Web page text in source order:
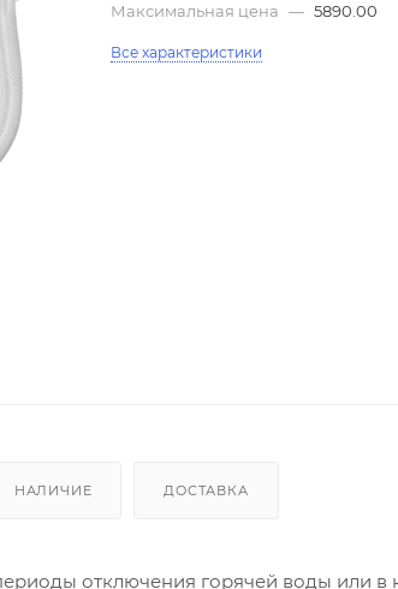
Максимальная цена — 5890.00
Все характеристики
НАЛИЧИЕ ДОСТАВКА
отключения горячей воды или в